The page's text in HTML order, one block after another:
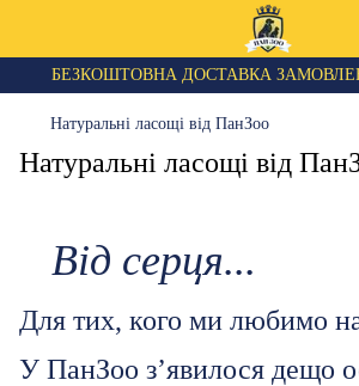
БЕЗКОШТОВНА ДОСТАВКА
Натуральні ласощі від ПанЗоо
Натуральні ласощі від
Від серця...
Для тих, кого ми любимо
У ПанЗоо з’явилося дещо